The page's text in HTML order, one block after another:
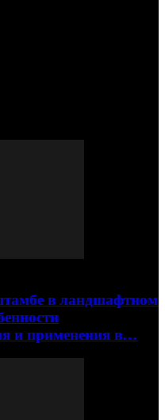
в ландшафтном
и применения в…